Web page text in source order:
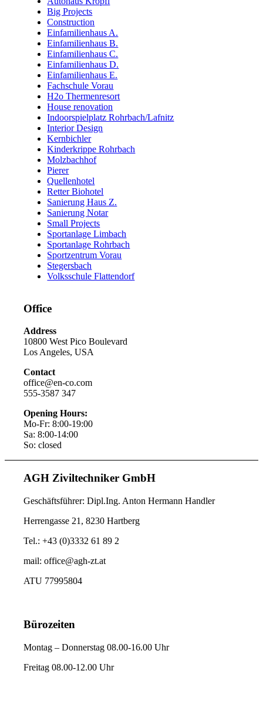
Big Projects
Construction
Einfamilienhaus A.
Einfamilienhaus B.
Einfamilienhaus C.
Einfamilienhaus D.
Einfamilienhaus E.
Fachschule Vorau
H2o Thermenresort
House renovation
Indoorspielplatz Rohrbach/Lafnitz
Interior Design
Kernbichler
Kinderkrippe Rohrbach
Molzbachhof
Pierer
Quellenhotel
Retter Biohotel
Sanierung Haus Z.
Sanierung Notar
Small Projects
Sportanlage Limbach
Sportanlage Rohrbach
Sportzentrum Vorau
Stegersbach
Volksschule Flattendorf
Office
Address
10800 West Pico Boulevard
Los Angeles, USA
Contact
office@en-co.com
555-3587 347
Opening Hours:
Mo-Fr: 8:00-19:00
Sa: 8:00-14:00
So: closed
AGH Ziviltechniker GmbH
Geschäftsführer: Dipl.Ing. Anton Hermann Handler
Herrengasse 21, 8230 Hartberg
Tel.: +43 (0)3332 61 89 2
mail: office@agh-zt.at
ATU 77995804
Bürozeiten
Montag – Donnerstag 08.00-16.00 Uhr
Freitag 08.00-12.00 Uhr